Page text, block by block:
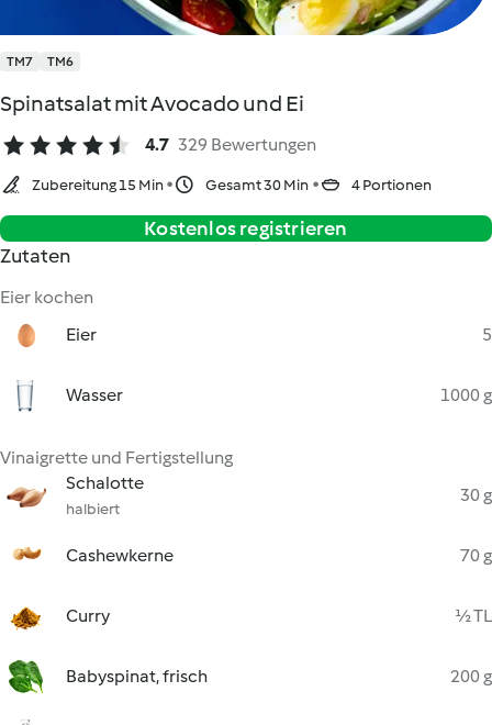
TM7 TM6
Spinatsalat mit Avocado und Ei
4.7 329 Bewertungen
Zubereitung 15 Min Gesamt 30 Min 4 Portionen
Kostenlos registrieren
Zutaten
Eier kochen
Eier
5
Wasser 1000 g
Vinaigrette und Fertigstellung
Schalotte
halbiert
30 g
Cashewkerne 70 g
Curry ½ TL
Babyspinat, frisch 200 g